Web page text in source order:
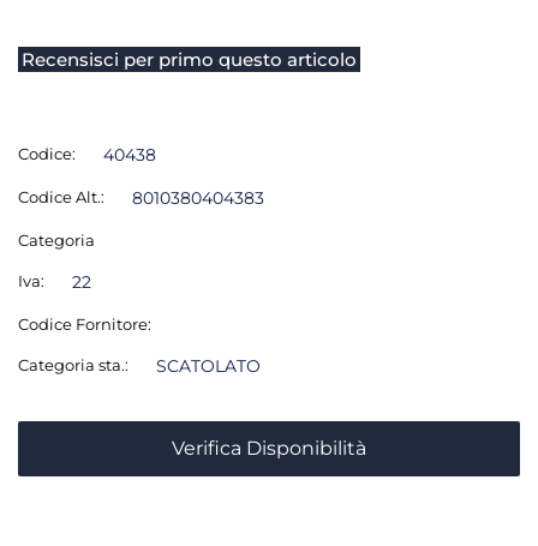
Recensisci per primo questo articolo
Codice: 40438
Codice Alt.: 8010380404383
Categoria
Iva: 22
Codice Fornitore:
Categoria sta.: SCATOLATO
Verifica Disponibilità